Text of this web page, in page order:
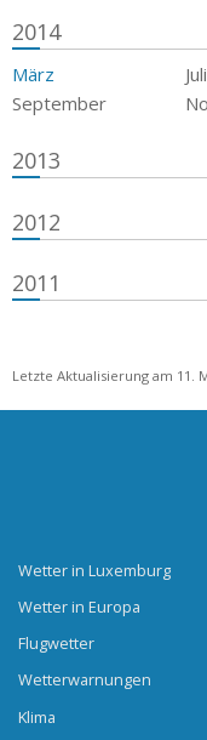
2014
März Juli
September
2013
2012
2011
Letzte Aktualisierung am 11.
Wetter in Luxemburg
Wetter in Europa
Flugwetter
Wetterwarnungen
Klima